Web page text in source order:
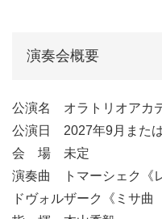
演奏会概要
公演名 オラトリオアカ
公演日 2027年9月また
会 場 未定
演奏曲 トマーシェク《
ドヴォルザーク《ミサ